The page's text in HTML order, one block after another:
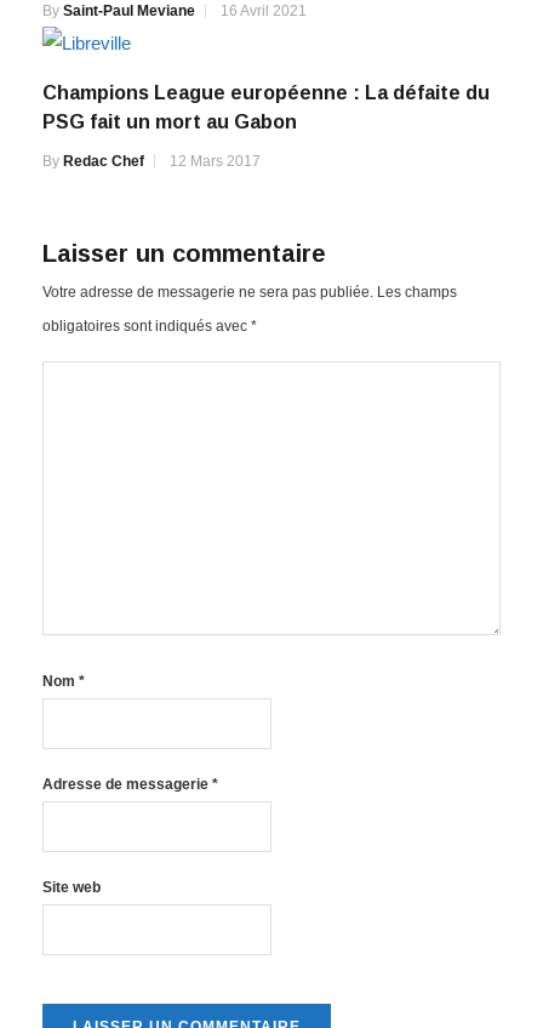
By Saint-Paul Meviane 16 Avril 2021
Champions League européenne : La défaite du
PSG fait un mort au Gabon
By Redac Chef 12 Mars 2017
Laisser un commentaire
Votre adresse de messagerie ne sera pas publiée. Les champs
obligatoires sont indiqués avec *
Nom *
Adresse de messagerie *
Site web